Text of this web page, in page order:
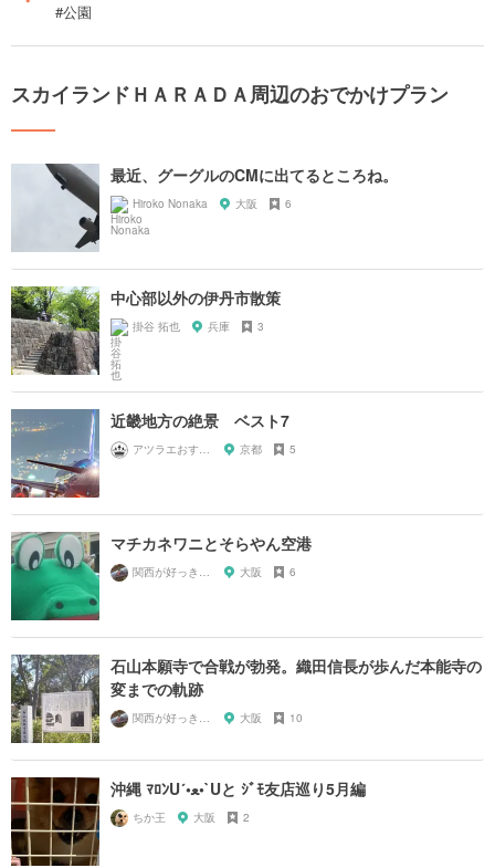
#公園
スカイランドＨＡＲＡＤＡ周辺のおでかけプラン
最近、グーグルのCMに出てるところね。
Hiroko Nonaka 大阪 6
中心部以外の伊丹市散策
掛谷 拓也 兵庫 3
近畿地方の絶景 ベスト7
アツラエおすすめ旅プラン！ 京都 5
マチカネワニとそらやん空港
関西が好っきゃねん 大阪 6
石山本願寺で合戦が勃発。織田信長が歩んだ本能寺の
変までの軌跡
関西が好っきゃねん 大阪 10
沖縄 ﾏﾛﾝU´•ﻌ•`Uと ｼﾞﾓ友店巡り5月編
ちか王 大阪 2